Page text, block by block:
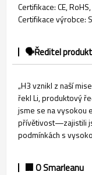
Certifikace: CE, RoHS,
Certifikace výrobce:
🗣️Ředitel
„H3 vznikl z naší
řekl Li, produktový
jsme se na vysokou
přívětivost—zajistili
podmínkách s
🏢 O Smarleanu